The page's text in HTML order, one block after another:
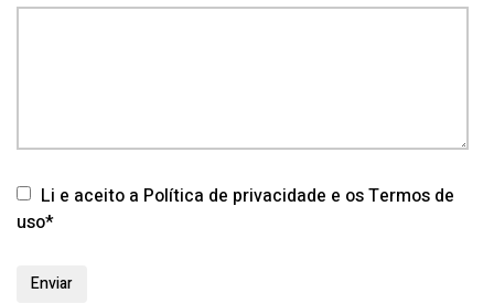
Li e aceito a Política de privacidade e os Termos de
uso*